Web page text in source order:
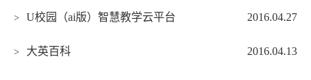
2016.04.27
> U校园（ai版）智慧教学云平台
2016.04.13
> 大英百科